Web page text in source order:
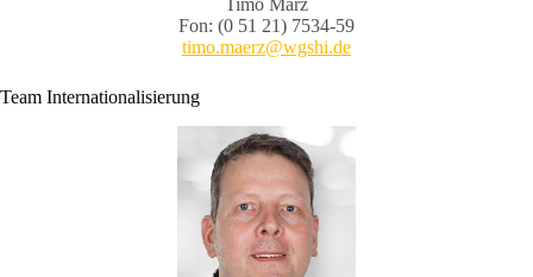
Timo März
Fon: (0 51 21) 7534-59
timo.maerz@wgshi.de
Team Internationalisierung